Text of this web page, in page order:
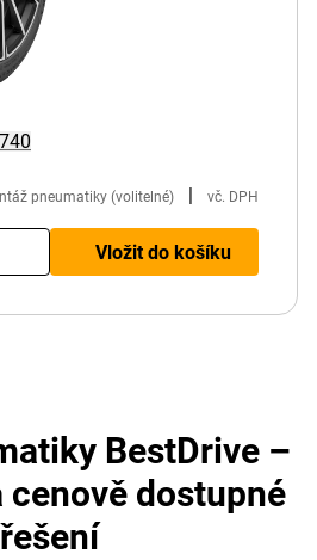
pneumatiky (volitelné) | vč. DPH
Vložit do košíku
BestDrive –
cenově dostupné
řešení